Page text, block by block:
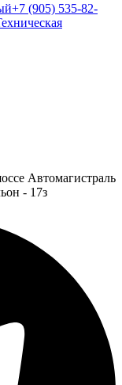
+7 (905) 535-82-
Автомагистраль
- 17з